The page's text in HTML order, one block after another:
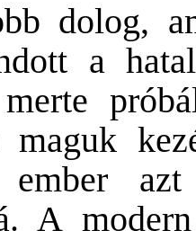
dolog,
a
maguk
azt
A